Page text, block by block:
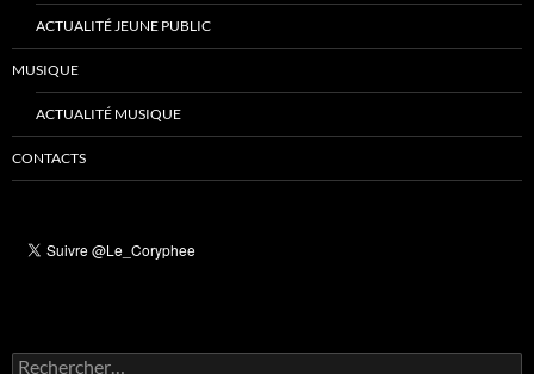
ACTUALITÉ JEUNE PUBLIC
MUSIQUE
ACTUALITÉ MUSIQUE
CONTACTS
Rechercher :